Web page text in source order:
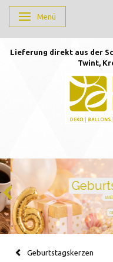
Anzeige ändern
Menü
Lieferung direkt aus der
Twint,
Ballons
Geburtstagskerzen